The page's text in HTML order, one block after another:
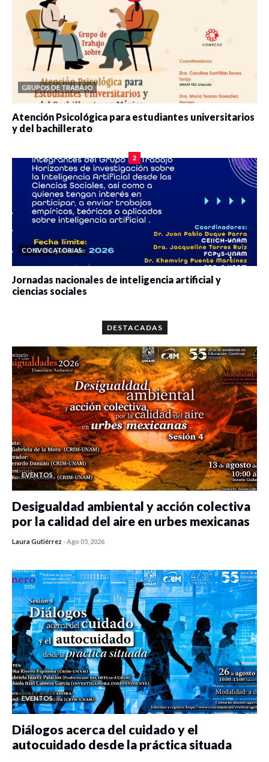
GRUPOS DE TRABAJO
Atención Psicológica para estudiantes universitarios
y del bachillerato
2
CONVOCATORIAS
Jornadas nacionales de inteligencia artificial y
ciencias sociales
DESTACADAS
EVENTOS
Desigualdad ambiental y acción colectiva
por la calidad del aire en urbes mexicanas
Laura Gutiérrez -Ago 05, 2026
EVENTOS
Diálogos acerca del cuidado y el
autocuidado desde la práctica situada